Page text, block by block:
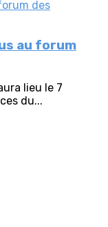
au forum
lieu le 7
du...